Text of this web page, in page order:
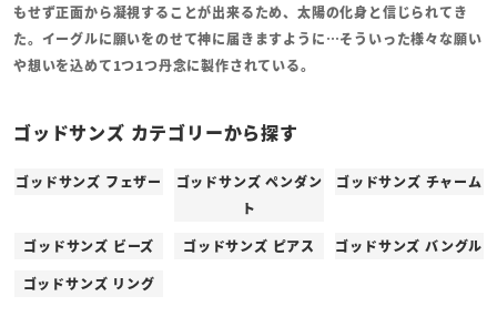
もせず正面から凝視することが出来るため、太陽の化身と信じられてき
た。イーグルに願いをのせて神に届きますように…そういった様々な願い
や想いを込めて1つ1つ丹念に製作されている。
ゴッドサンズ カテゴリーから探す
ゴッドサンズ フェザー
ゴッドサンズ ペンダン
ト
ゴッドサンズ チャーム
ゴッドサンズ ビーズ ゴッドサンズ ピアス
ゴッドサンズ バングル
ゴッドサンズ リング